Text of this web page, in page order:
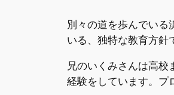
別々の道を歩んでいる
いる、独特な教育方針
兄のいくみさんは高
経験をしています。プ